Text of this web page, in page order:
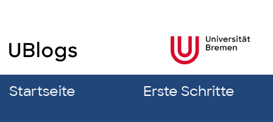
Startseite Erste Schritte